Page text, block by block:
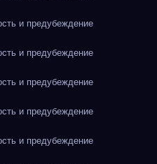
и предубеждение
и предубеждение
и предубеждение
и предубеждение
и предубеждение